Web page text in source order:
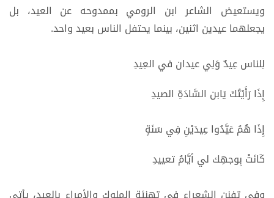
ويستعيض الشاعر ابن الرومي بممدوحه عن العيد، بل
يجعلهما عيدين اثنين، بينما يحتفل الناس بعيد واحد.
لِلناس عِيدٌ وَلِي عيدان في العِيدِ
إِذَا رَأَيْتُكَ يَابن السَّادَةِ الصيدِ
إِذَا هُمُ عَيَّدُوا عِيدَيْنِ فِي سَنَةٍ
كَانَتْ بِوجهِك لي أيَّامُ تعييدِ